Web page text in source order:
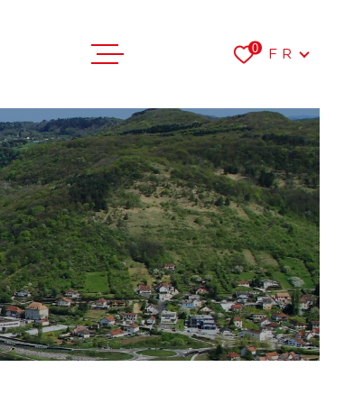
LOCATIONS
FAIRE
L'AGENCE
CONTACT
0 Langue
FR